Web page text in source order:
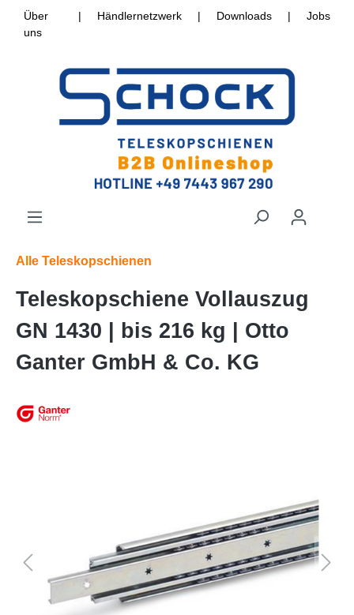
Über
uns
| Händlernetzwerk | Downloads | Jobs
Alle Teleskopschienen
Teleskopschiene Vollauszug
GN 1430 | bis 216 kg | Otto
Ganter GmbH & Co. KG